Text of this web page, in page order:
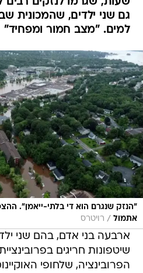
גם שני ילדים, שהמכונית
למים. "מצב חמור ומפחיד"
"הנזק שנגרם הוא די בלתי-ייאמן".
אתמול / רויטרס
ארבעה בני אדם, בהם שני
שיטפונות חריגים
הפרובינציה, שלחופי